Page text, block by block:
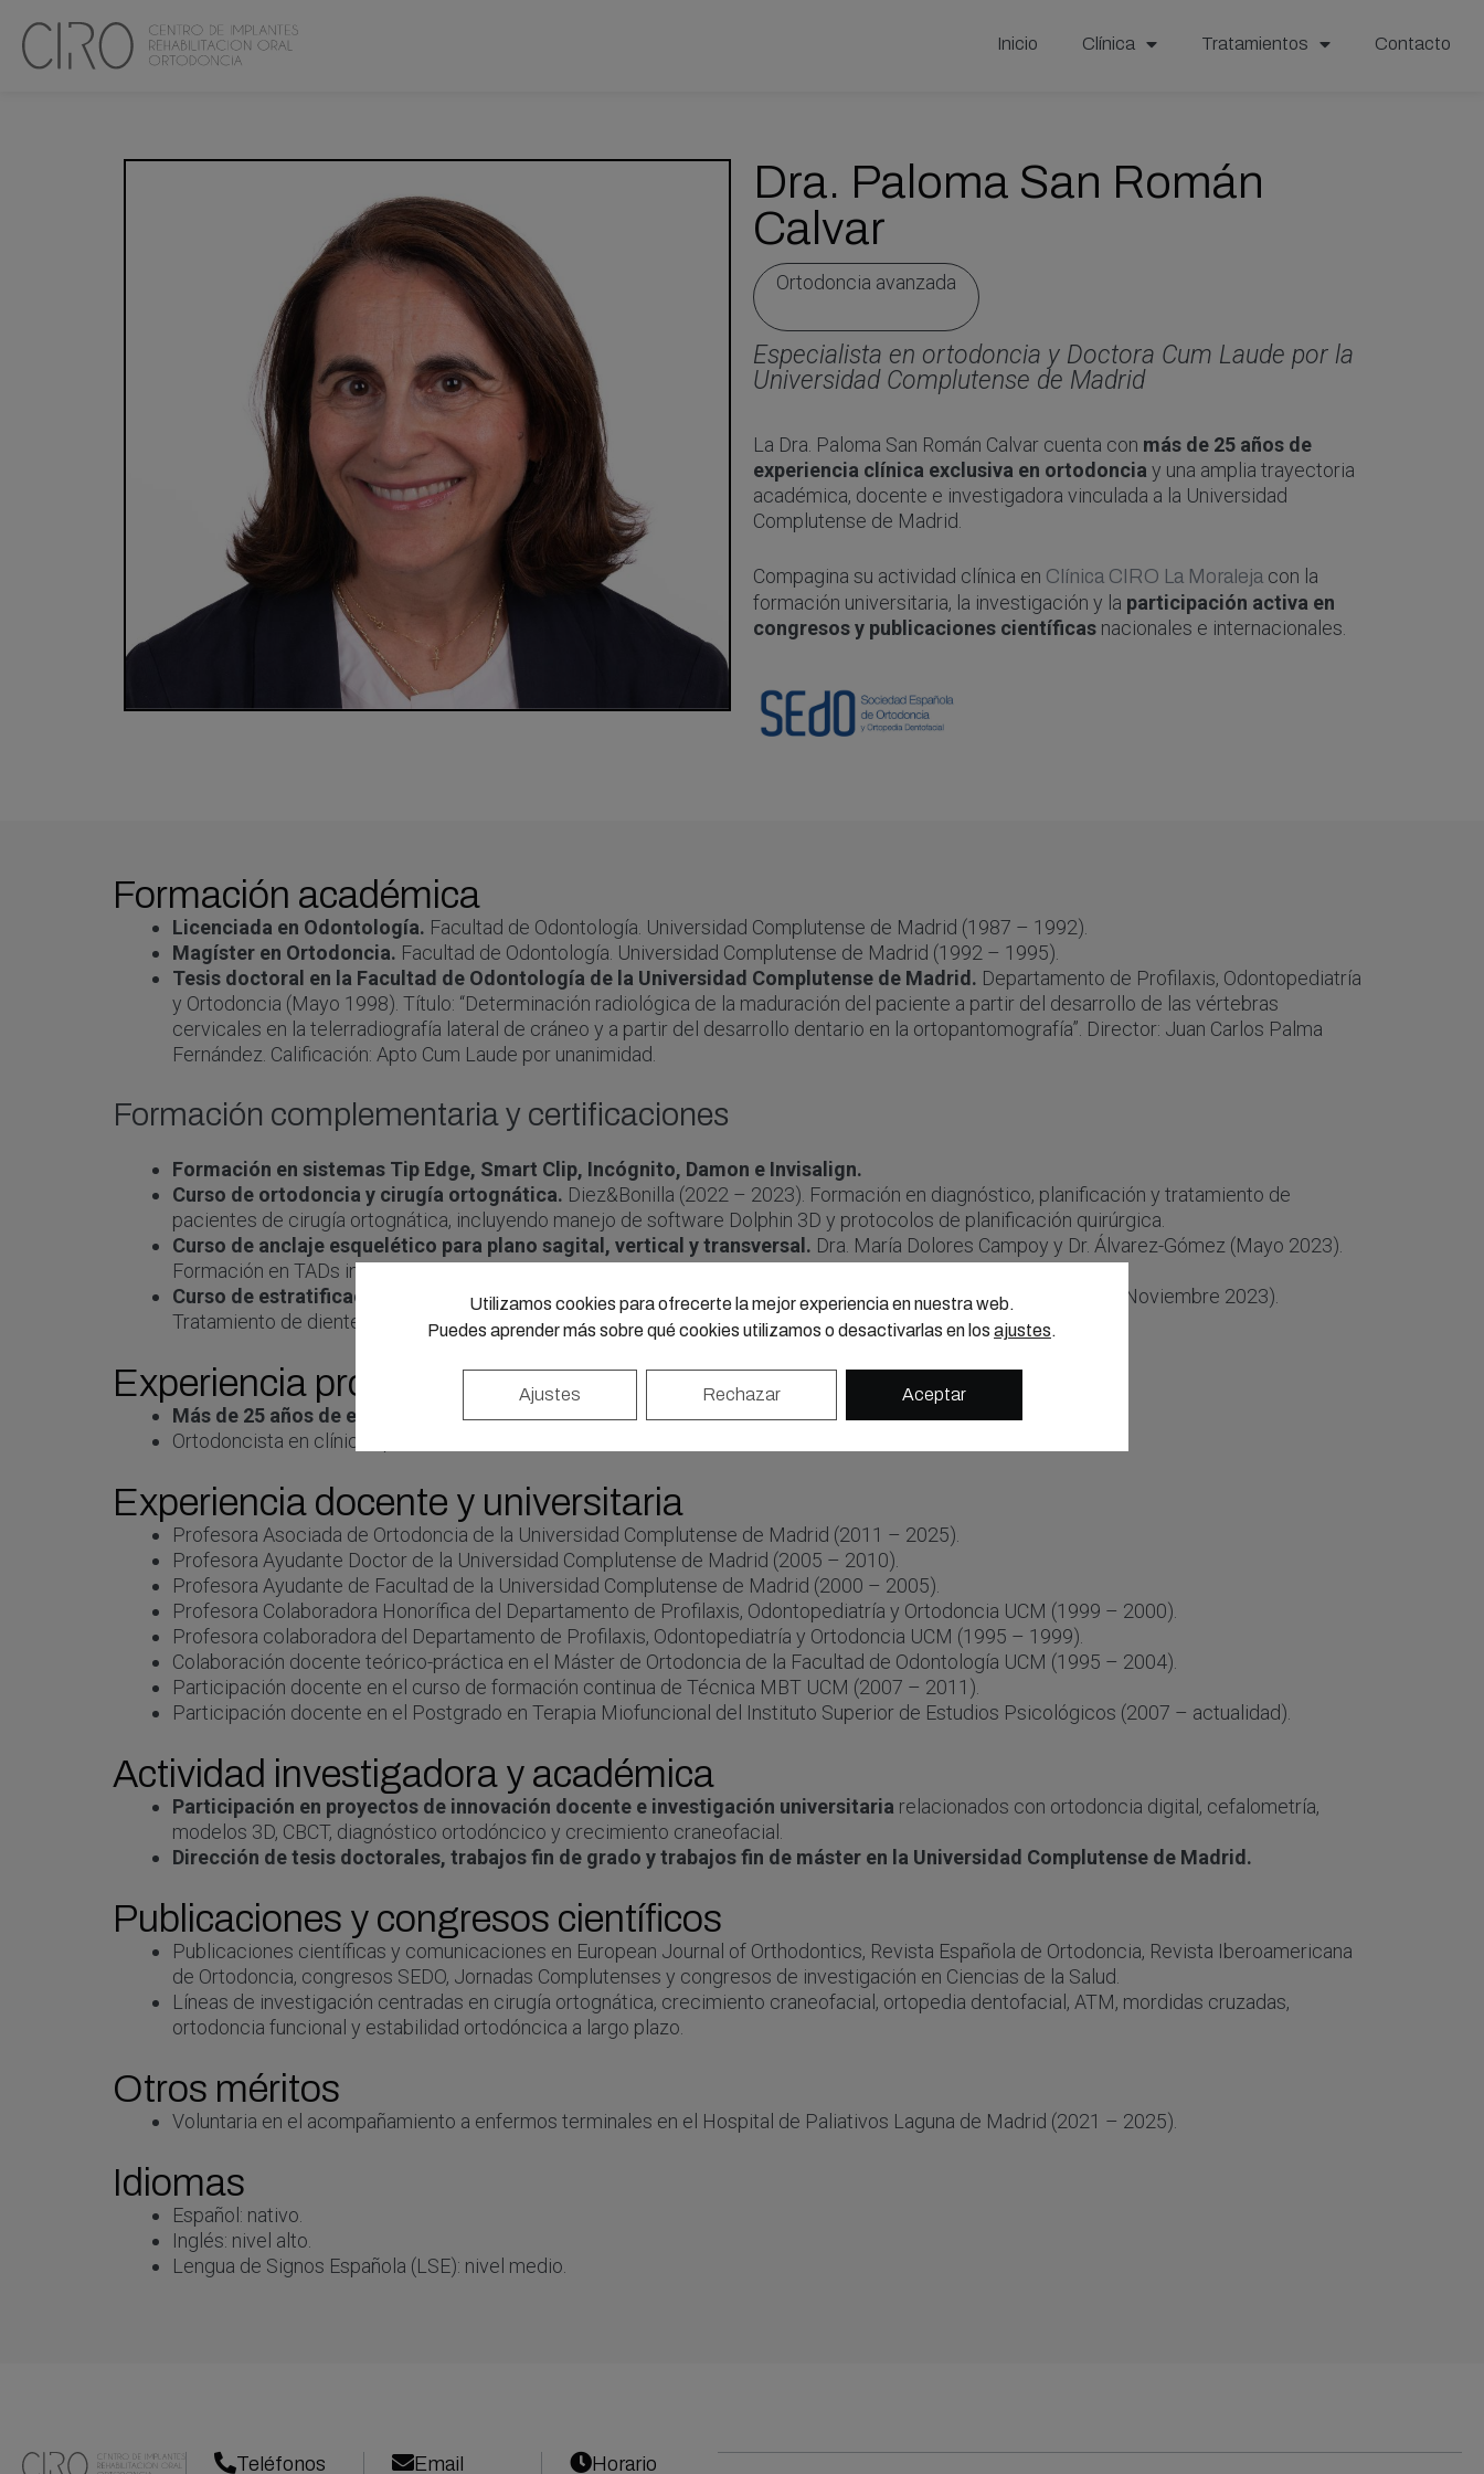
Inicio Clínica Tratamientos Contacto
Dra. Paloma San Román
Calvar
Ortodoncia avanzada
Especialista en ortodoncia y Doctora Cum Laude por la
Universidad Complutense de Madrid
La Dra. Paloma San Román Calvar cuenta con más de 25 años de
experiencia clínica exclusiva en ortodoncia y una amplia trayectoria
académica, docente e investigadora vinculada a la Universidad
Complutense de Madrid.
Compagina su actividad clínica en Clínica CIRO La Moraleja con la
formación universitaria, la investigación y la participación activa en
congresos y publicaciones científicas nacionales e internacionales.
Formación académica
Licenciada en Odontología. Facultad de Odontología. Universidad Complutense de Madrid (1987 – 1992).
Magíster en Ortodoncia. Facultad de Odontología. Universidad Complutense de Madrid (1992 – 1995).
Tesis doctoral en la Facultad de Odontología de la Universidad Complutense de Madrid. Departamento de Profilaxis, Odontopediatría
y Ortodoncia (Mayo 1998). Título: “Determinación radiológica de la maduración del paciente a partir del desarrollo de las vértebras
cervicales en la telerradiografía lateral de cráneo y a partir del desarrollo dentario en la ortopantomografía”. Director: Juan Carlos Palma
Fernández. Calificación: Apto Cum Laude por unanimidad.
Formación complementaria y certificaciones
Formación en sistemas Tip Edge, Smart Clip, Incógnito, Damon e Invisalign.
Curso de ortodoncia y cirugía ortognática. Diez&Bonilla (2022 – 2023). Formación en diagnóstico, planificación y tratamiento de
pacientes de cirugía ortognática, incluyendo manejo de software Dolphin 3D y protocolos de planificación quirúrgica.
Curso de anclaje esquelético para plano sagital, vertical y transversal. Dra. María Dolores Campoy y Dr. Álvarez-Gómez (Mayo 2023).
Formación en TADs interradiculares, retromolares, infracigomáticos y disyuntores esqueléticos.
Curso de estratificación con composites en el sector anterior.Dr. Javier Cremades y Dr. Vincenzo Giovane (Noviembre 2023).
Tratamiento de dientes microdónticos, discrómicos y puentes de fibra de vidrio.
Experiencia profesional
Más de 25 años de experiencia clínicaexclusiva en ortodoncia.
Ortodoncista en clínicas privadas de Madrid desde
Experiencia docente y universitaria
Profesora Asociada de Ortodoncia de la Universidad Complutense de Madrid (2011 – 2025).
Profesora Ayudante Doctor de la Universidad Complutense de Madrid (2005 – 2010).
Profesora Ayudante de Facultad de la Universidad Complutense de Madrid (2000 – 2005).
Profesora Colaboradora Honorífica del Departamento de Profilaxis, Odontopediatría y Ortodoncia UCM (1999 – 2000).
Profesora colaboradora del Departamento de Profilaxis, Odontopediatría y Ortodoncia UCM (1995 – 1999).
Colaboración docente teórico-práctica en el Máster de Ortodoncia de la Facultad de Odontología UCM (1995 – 2004).
Participación docente en el curso de formación continua de Técnica MBT UCM (2007 – 2011).
Participación docente en el Postgrado en Terapia Miofuncional del Instituto Superior de Estudios Psicológicos (2007 – actualidad).
Actividad investigadora y académica
Participación en proyectos de innovación docente e investigación universitaria relacionados con ortodoncia digital, cefalometría,
modelos 3D, CBCT, diagnóstico ortodóncico y crecimiento craneofacial.
Dirección de tesis doctorales, trabajos fin de grado y trabajos fin de máster en la Universidad Complutense de Madrid.
Publicaciones y congresos científicos
Publicaciones científicas y comunicaciones en European Journal of Orthodontics, Revista Española de Ortodoncia, Revista Iberoamericana
de Ortodoncia, congresos SEDO, Jornadas Complutenses y congresos de investigación en Ciencias de la Salud.
Líneas de investigación centradas en cirugía ortognática, crecimiento craneofacial, ortopedia dentofacial, ATM, mordidas cruzadas,
ortodoncia funcional y estabilidad ortodóncica a largo plazo.
Otros méritos
Voluntaria en el acompañamiento a enfermos terminales en el Hospital de Paliativos Laguna de Madrid (2021 – 2025).
Idiomas
Español: nativo.
Inglés: nivel alto.
Lengua de Signos Española (LSE): nivel medio.
Teléfonos Email Horario
Utilizamos cookies para ofrecerte la mejor experiencia en nuestra web.
Puedes aprender más sobre qué cookies utilizamos o desactivarlas en los ajustes.
Aceptar
Rechazar
Ajustes